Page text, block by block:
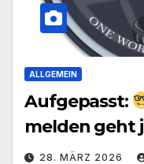
ALLGEMEIN
Aufgepasst:
melden geht
28. MÄRZ 2026